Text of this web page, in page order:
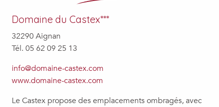
Domaine du Castex***
32290 Aignan
Tél. 05 62 09 25 13
info@domaine-castex.com
www.domaine-castex.com
Le Castex propose des emplacements ombragés, avec